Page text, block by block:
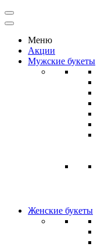
Меню
Акции
Мужские букеты
Женские букеты